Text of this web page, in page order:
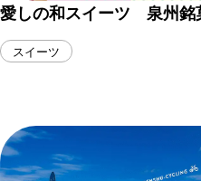
愛しの和スイーツ 泉州銘
スイーツ